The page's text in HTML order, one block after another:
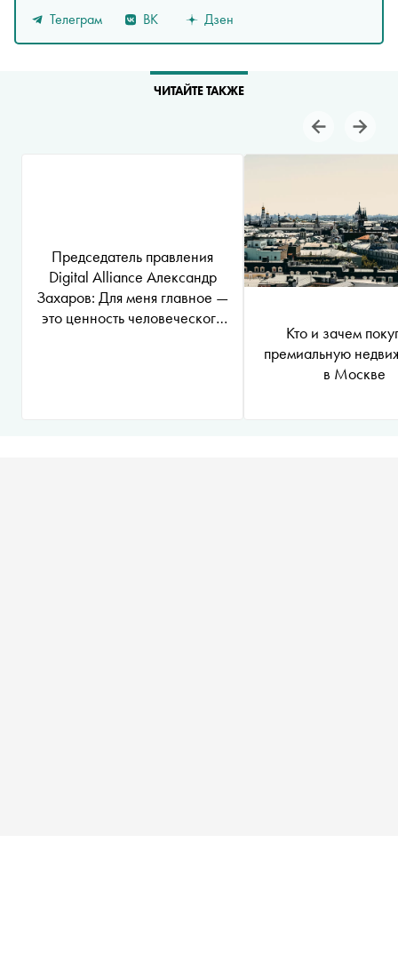
Телеграм
ВК Дзен
ЧИТАЙТЕ ТАКЖЕ
Председатель правления
Digital Alliance Александр
Захаров: Для меня главное —
это ценность человеческого
Кто и зачем
премиальную
в Москве